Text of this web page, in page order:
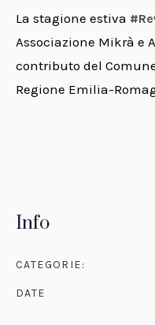
Info
CATEGORIE:
DATE
La stagione estiva
Associazione Mikrà e
contributo del
Regione Emilia-